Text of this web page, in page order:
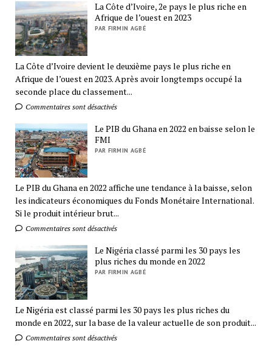
La Côte d’Ivoire, 2e pays le plus riche en
Afrique de l’ouest en 2023
PAR FIRMIN AGBÉ
La Côte d’Ivoire devient le deuxième pays le plus riche en
Afrique de l’ouest en 2023. Après avoir longtemps occupé la
seconde place du classement...
Commentaires sont désactivés
Le PIB du Ghana en 2022 en baisse selon le
FMI
PAR FIRMIN AGBÉ
Le PIB du Ghana en 2022 affiche une tendance à la baisse, selon
les indicateurs économiques du Fonds Monétaire International.
Si le produit intérieur brut...
Commentaires sont désactivés
Le Nigéria classé parmi les 30 pays les
plus riches du monde en 2022
PAR FIRMIN AGBÉ
Le Nigéria est classé parmi les 30 pays les plus riches du
monde en 2022, sur la base de la valeur actuelle de son produit...
Commentaires sont désactivés